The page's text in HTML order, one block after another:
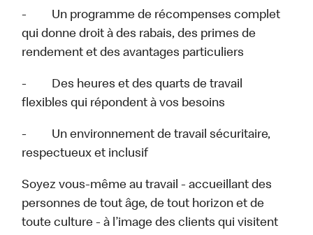
- Un programme de récompenses complet
qui donne droit à des rabais, des primes de
rendement et des avantages particuliers
- Des heures et des quarts de travail
flexibles qui répondent à vos besoins
- Un environnement de travail sécuritaire,
respectueux et inclusif
Soyez vous-même au travail - accueillant des
personnes de tout âge, de tout horizon et de
toute culture - à l’image des clients qui visitent